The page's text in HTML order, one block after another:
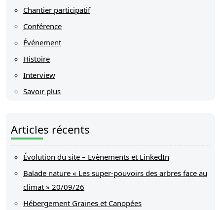
Chantier participatif
Conférence
Événement
Histoire
Interview
Savoir plus
Articles récents
Évolution du site – Evènements et LinkedIn
Balade nature « Les super-pouvoirs des arbres face au
climat » 20/09/26
Hébergement Graines et Canopées